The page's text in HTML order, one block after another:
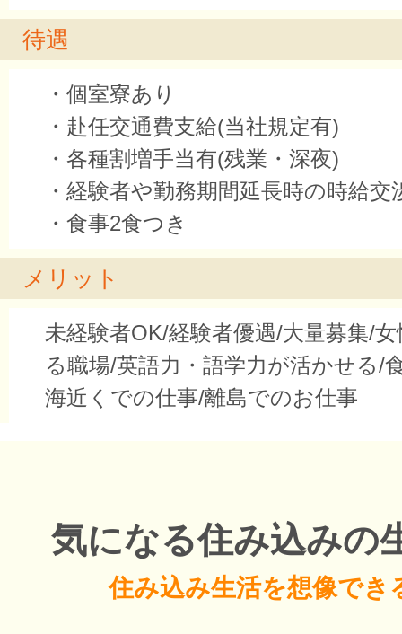
待遇
・個室寮あり
・赴任交通費支給(当社規定有)
・各種割増手当有(残業・深夜)
・経験者や勤務期間延長時の時給交
・食事2食つき
メリット
未経験者OK/経験者優遇/大量募集/
る職場/英語力・語学力が活かせる/
海近くでの仕事/離島でのお仕事
気になる住み込みの
住み込み生活を想像でき